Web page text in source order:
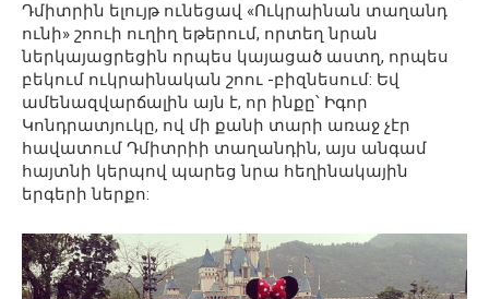
Դմիտրին ելույթ ունեցավ «Ուկրաինան տաղանդ
ունի» շոուի ուղիղ եթերում, որտեղ նրան
ներկայացրեցին որպես կայացած աստղ, որպես
բեկում ուկրաինական շոու -բիզնեսում: Եվ
ամենազվարճալին այն է, որ ինքը՝ Իգոր
Կոնդրատյուկը, ով մի քանի տարի առաջ չէր
հավատում Դմիտրիի տաղանդին, այս անգամ
հայտնի կերպով պարեց նրա հեղինակային
երգերի ներքո: